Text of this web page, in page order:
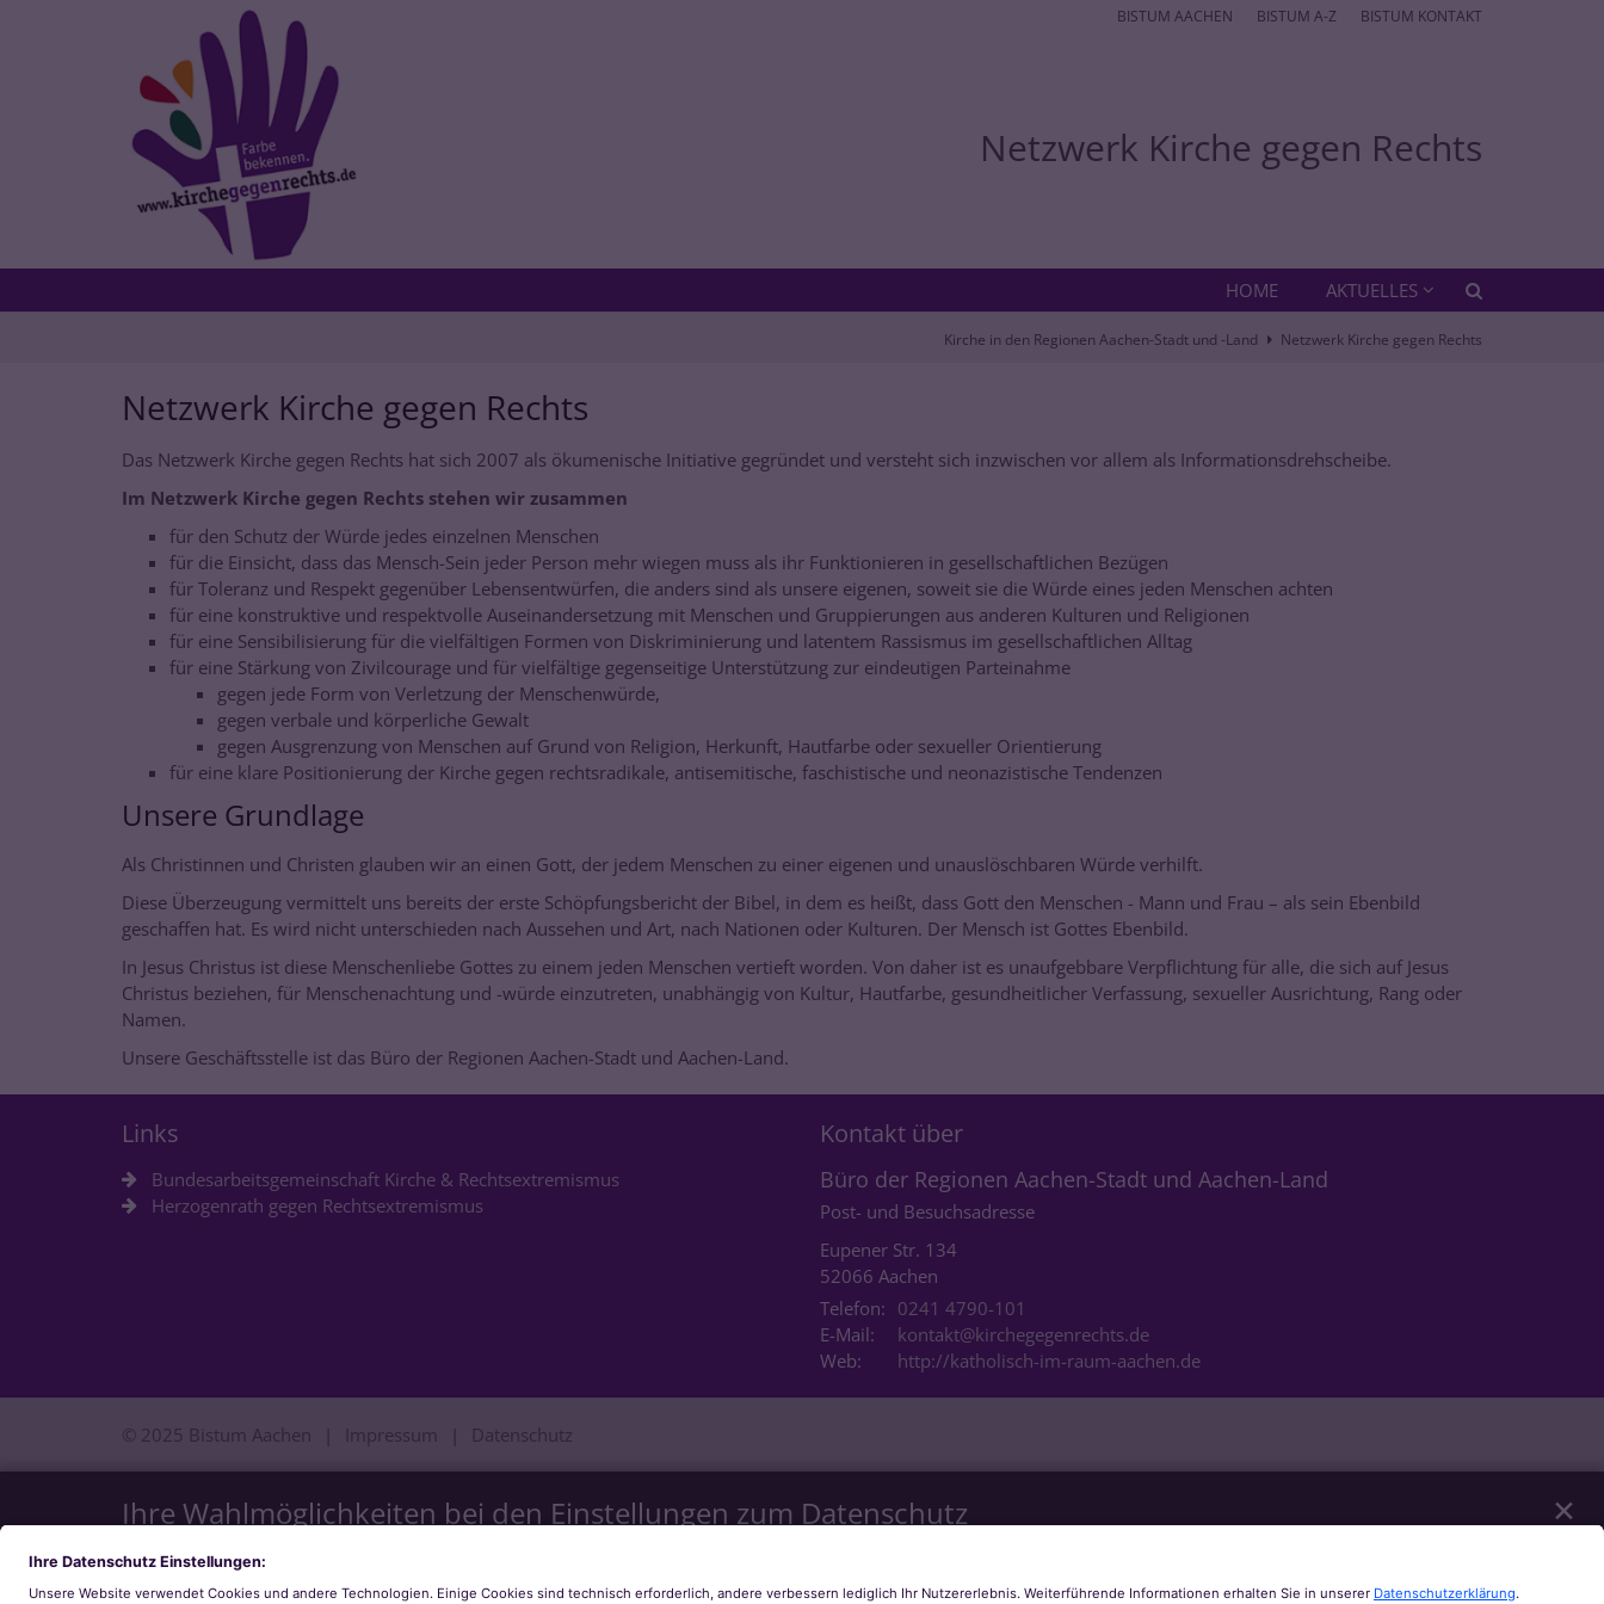
Ihre Wahlmöglichkeiten bei den Einstellungen zum Datenschutz
Wir möchten Ihnen ein optimales Webseiten-Erlebnis bieten. Dazu verwenden wir Cookies, die für das Funktionieren unserer Website notwendig sind. Mit Ihrer
Zustimmung verwenden wir auch Cookies und andere Technologien, die zur Anzeige externer Inhalte (Videos über Youtube, Audios über Soundcloud, Karten über
✕
BISTUM AACHEN BISTUM A-Z BISTUM KONTAKT
Netzwerk Kirche gegen Rechts
HOME AKTUELLES
Kirche in den Regionen Aachen-Stadt und -Land Netzwerk Kirche gegen Rechts
Netzwerk Kirche gegen Rechts
Das Netzwerk Kirche gegen Rechts hat sich 2007 als ökumenische Initiative gegründet und versteht sich inzwischen vor allem als Informationsdrehscheibe.
Im Netzwerk Kirche gegen Rechts stehen wir zusammen
für den Schutz der Würde jedes einzelnen Menschen
für die Einsicht, dass das Mensch-Sein jeder Person mehr wiegen muss als ihr Funktionieren in gesellschaftlichen Bezügen
für Toleranz und Respekt gegenüber Lebensentwürfen, die anders sind als unsere eigenen, soweit sie die Würde eines jeden Menschen achten
für eine konstruktive und respektvolle Auseinandersetzung mit Menschen und Gruppierungen aus anderen Kulturen und Religionen
für eine Sensibilisierung für die vielfältigen Formen von Diskriminierung und latentem Rassismus im gesellschaftlichen Alltag
für eine Stärkung von Zivilcourage und für vielfältige gegenseitige Unterstützung zur eindeutigen Parteinahme
gegen jede Form von Verletzung der Menschenwürde,
gegen verbale und körperliche Gewalt
gegen Ausgrenzung von Menschen auf Grund von Religion, Herkunft, Hautfarbe oder sexueller Orientierung
für eine klare Positionierung der Kirche gegen rechtsradikale, antisemitische, faschistische und neonazistische Tendenzen
Unsere Grundlage
Als Christinnen und Christen glauben wir an einen Gott, der jedem Menschen zu einer eigenen und unauslöschbaren Würde verhilft.
Diese Überzeugung vermittelt uns bereits der erste Schöpfungsbericht der Bibel, in dem es heißt, dass Gott den Menschen - Mann und Frau – als sein Ebenbild
geschaffen hat. Es wird nicht unterschieden nach Aussehen und Art, nach Nationen oder Kulturen. Der Mensch ist Gottes Ebenbild.
In Jesus Christus ist diese Menschenliebe Gottes zu einem jeden Menschen vertieft worden. Von daher ist es unaufgebbare Verpflichtung für alle, die sich auf Jesus
Christus beziehen, für Menschenachtung und -würde einzutreten, unabhängig von Kultur, Hautfarbe, gesundheitlicher Verfassung, sexueller Ausrichtung, Rang oder
Namen.
Unsere Geschäftsstelle ist das Büro der Regionen Aachen-Stadt und Aachen-Land.
Links
Bundesarbeitsgemeinschaft Kirche & Rechtsextremismus
Herzogenrath gegen Rechtsextremismus
Kontakt über
Büro der Regionen Aachen-Stadt und Aachen-Land
Post- und Besuchsadresse
Eupener Str. 134
52066 Aachen
Telefon: 0241 4790-101
E-Mail:
kontakt@kirchegegenrechts.de
Web:
http://katholisch-im-raum-aachen.de
© 2025 Bistum Aachen Impressum Datenschutz